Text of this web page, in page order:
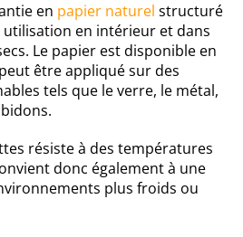
en papier naturel structuré
en intérieur et dans
Le papier est disponible en
être appliqué sur des
tels que le verre, le métal,
résiste à des températures
donc également à une
plus froids ou